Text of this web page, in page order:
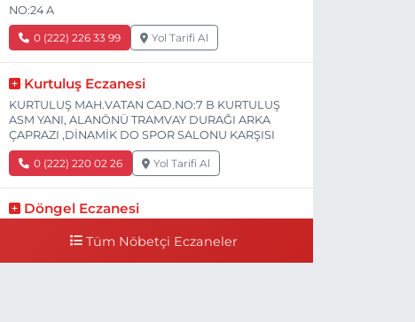
NO:24 A
0 (222) 226 33 99 Yol Tarifi Al
Kurtuluş Eczanesi
KURTULUŞ MAH.VATAN CAD.NO:7 B KURTULUŞ
ASM YANI, ALANÖNÜ TRAMVAY DURAĞI ARKA
ÇAPRAZI ,DİNAMİK DO SPOR SALONU KARŞISI
0 (222) 220 02 26 Yol Tarifi Al
Döngel Eczanesi
300 mt ilerisi bim markete kadar sol tarafı
Tüm Nöbetçi Eczaneler